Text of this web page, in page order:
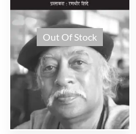
Out Of Stock